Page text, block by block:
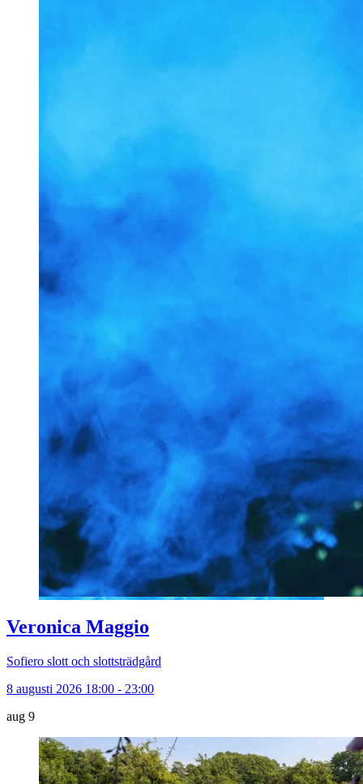
Veronica Maggio
Sofiero slott och slottsträdgård
8 augusti 2026 18:00 - 23:00
aug 9